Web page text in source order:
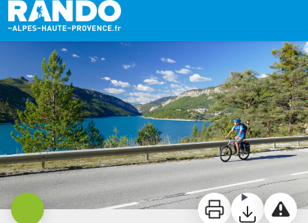
Belvédères du Verdon (parcours vélo n°13)
Belvédères du Verdon - GTA
ImprimerTéléchargerSignaler